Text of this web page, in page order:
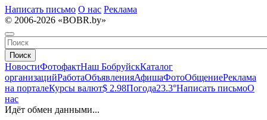
Написать письмо О нас Реклама
© 2006-2026 «BOBR.by»
Поиск
НовостиФотофактНаш БобруйскКаталог
организацийРаботаОбъявленияАфишаФотоОбщениеРеклама
на порталеКурсы валют$ 2.98Погода23.3°Написать письмоО
нас
Идёт обмен данными...